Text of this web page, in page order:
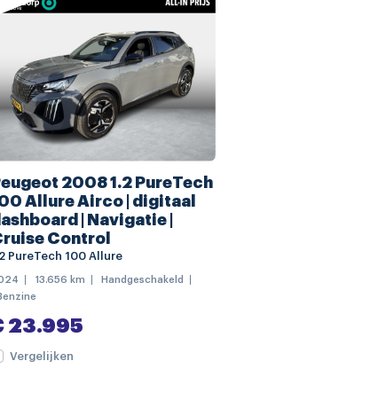
2008 1.2 PureTech
Allure Airco | digitaal
| Navigatie |
Control
PureTech 100 Allure
13.656 km
Handgeschakeld
23.995
Vergelijken